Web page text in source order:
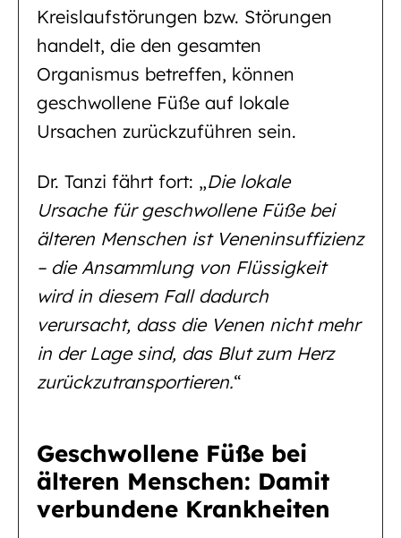
Kreislaufstörungen bzw. Störungen
handelt, die den gesamten
Organismus betreffen, können
geschwollene Füße auf lokale
Ursachen zurückzuführen sein.
Dr. Tanzi fährt fort: „Die lokale
Ursache für geschwollene Füße bei
älteren Menschen ist Veneninsuffizienz
– die Ansammlung von Flüssigkeit
wird in diesem Fall dadurch
verursacht, dass die Venen nicht mehr
in der Lage sind, das Blut zum Herz
zurückzutransportieren.“
Geschwollene Füße bei
älteren Menschen: Damit
verbundene Krankheiten